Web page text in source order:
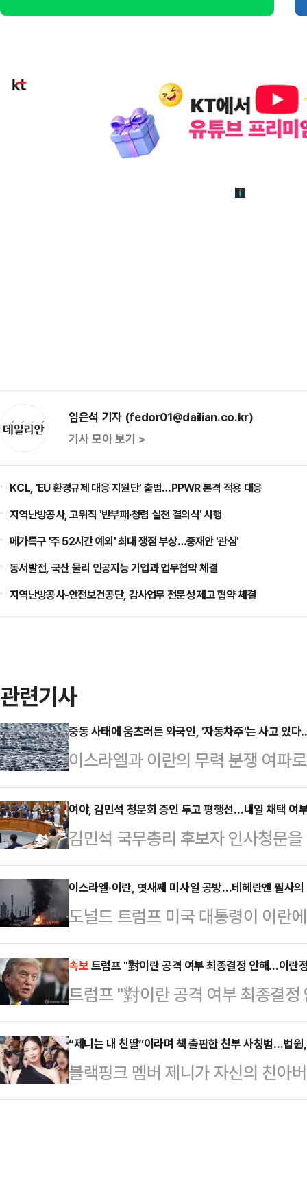
임은석 기자 (fedor01@dailian.co.kr)
기사 모아 보기 >
KCL, 'EU 환경규제 대응 지원단' 출범…PPWR 본격 적용 대응
지역난방공사, 고위직 '반부패·청렴 실천 결의식' 시행
메가특구 '주 52시간 예외' 최대 쟁점 부상…중재안 '관심'
동서발전, 국산 물리 인공지능 기업과 업무협약 체결
지역난방공사-안전보건공단, 감사업무 전문성 제고 협약 체결
관련기사
중동 사태에 움츠러든 외국인, '자동차주'는 사고 있
이스라엘과 이란의 무력 분쟁 여파
운데 자동차 관련 종목들은 꾸준히
발 관세 리스크가 정점을 지나고 있
높은 배당률 등이 영향을 미치고
면, 외국인 투자자는 중동 사태가
매도 우위를 보였다. 다만 같은 기
고 현대모비스 주가는 5.27% 올
와 현대차(671…
여야, 김민석 청문회 증인 두고 평행선…내일 채택 여
김민석 국무총리 후보자 인사청문
의가 파행됐다. 증인·참고인 채택
다. 더불어민주당은 전 배우자를 인
내기라고 비판했고, 국민의힘은 직
스트에 포함한 건 물타기용이라고
개최 5일 전까지 증인·참고인에게
는 김 후보자 인사청문회 첫날인
성이 높다. 여야 대치가 지…
이스라엘·이란, 엿새째 미사일 공방…테헤란엔 필사
도널드 트럼프 미국 대통령이 이란
17일(현지시간) 이란 수도 테헤란
라엘은 테헤란을 포함한 주요 핵시
고 이란도 이에 맞서 극초음속 미사
세 수위를 낮추지 않는 바람에 전
통신 등에 따르면 이날 새벽 테헤란
5시쯤에는 도시 전체를 뒤흔드는
테헤란 메라바…
속보트럼프 "對이란 공격 여부 최종결정 안해…이란
트럼프 "對이란 공격 여부 최종결
“제니는 내 친딸”이라며 책 출판한 친부 사칭범…법원
블랙핑크 멤버 제니가 자신의 친아
범’ A씨를 상대로 한 출판물 배포